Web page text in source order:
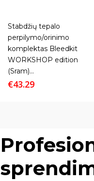
Stabdžių tepalo
perpilymo/orinimo
komplektas Bleedkit
WORKSHOP edition
(Sram)...
€43.29